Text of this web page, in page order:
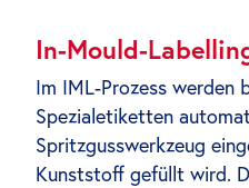
In-Mould-
Im IML-Prozess werden
Spezialetiketten
Spritzgusswerkzeug
Kunststoff gefüllt wird.